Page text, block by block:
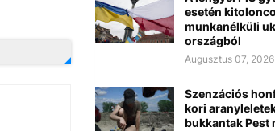
esetén
munkanélküli
országból
Augusztus 07, 2026
Szenzációs
kori
bukkantak Pest